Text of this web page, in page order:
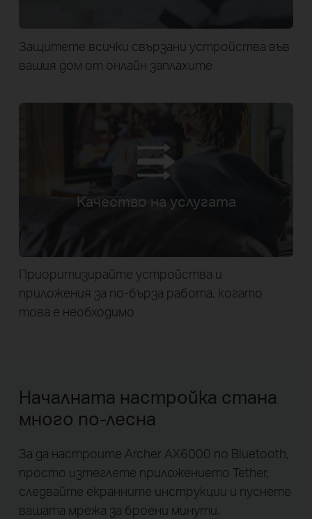
Защитете всички свързани устройства във
вашия дом от онлайн заплахите
Качество на услугата
Приоритизирайте устройства и
приложения за по-бърза работа, когато
това е необходимо
Началната настройка стана
много по-лесна
За да настроите Archer AX6000 по Bluetooth,
просто изтеглете приложението Tether,
следвайте екранните инструкции и пуснете
вашата мрежа за броени минути.